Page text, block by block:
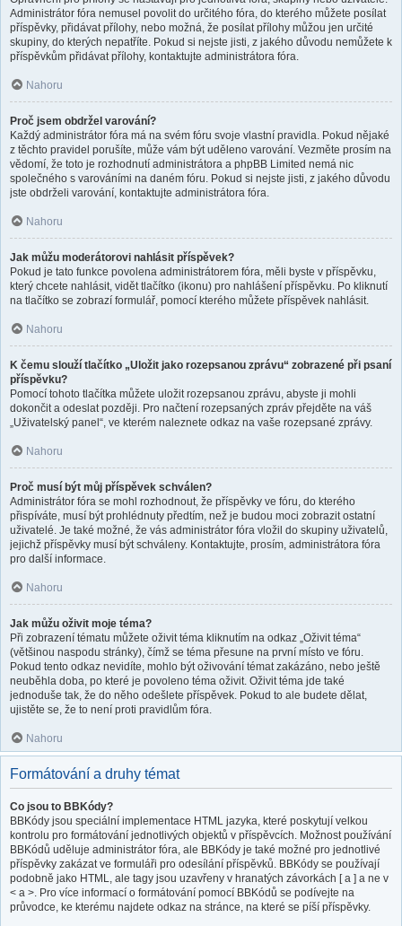
Administrátor fóra nemusel povolit do určitého fóra, do kterého můžete posílat
příspěvky, přidávat přílohy, nebo možná, že posílat přílohy můžou jen určité
skupiny, do kterých nepatříte. Pokud si nejste jisti, z jakého důvodu nemůžete k
příspěvkům přidávat přílohy, kontaktujte administrátora fóra.
Nahoru
Proč jsem obdržel varování?
Každý administrátor fóra má na svém fóru svoje vlastní pravidla. Pokud nějaké
z těchto pravidel porušíte, může vám být uděleno varování. Vezměte prosím na
vědomí, že toto je rozhodnutí administrátora a phpBB Limited nemá nic
společného s varováními na daném fóru. Pokud si nejste jisti, z jakého důvodu
jste obdrželi varování, kontaktujte administrátora fóra.
Nahoru
Jak můžu moderátorovi nahlásit příspěvek?
Pokud je tato funkce povolena administrátorem fóra, měli byste v příspěvku,
který chcete nahlásit, vidět tlačítko (ikonu) pro nahlášení příspěvku. Po kliknutí
na tlačítko se zobrazí formulář, pomocí kterého můžete příspěvek nahlásit.
Nahoru
K čemu slouží tlačítko „Uložit jako rozepsanou zprávu“ zobrazené při psaní
příspěvku?
Pomocí tohoto tlačítka můžete uložit rozepsanou zprávu, abyste ji mohli
dokončit a odeslat později. Pro načtení rozepsaných zpráv přejděte na váš
„Uživatelský panel“, ve kterém naleznete odkaz na vaše rozepsané zprávy.
Nahoru
Proč musí být můj příspěvek schválen?
Administrátor fóra se mohl rozhodnout, že příspěvky ve fóru, do kterého
přispíváte, musí být prohlédnuty předtím, než je budou moci zobrazit ostatní
uživatelé. Je také možné, že vás administrátor fóra vložil do skupiny uživatelů,
jejichž příspěvky musí být schváleny. Kontaktujte, prosím, administrátora fóra
pro další informace.
Nahoru
Jak můžu oživit moje téma?
Při zobrazení tématu můžete oživit téma kliknutím na odkaz „Oživit téma“
(většinou naspodu stránky), čímž se téma přesune na první místo ve fóru.
Pokud tento odkaz nevidíte, mohlo být oživování témat zakázáno, nebo ještě
neuběhla doba, po které je povoleno téma oživit. Oživit téma jde také
jednoduše tak, že do něho odešlete příspěvek. Pokud to ale budete dělat,
ujistěte se, že to není proti pravidlům fóra.
Nahoru
Formátování a druhy témat
Co jsou to BBKódy?
BBKódy jsou speciální implementace HTML jazyka, které poskytují velkou
kontrolu pro formátování jednotlivých objektů v příspěvcích. Možnost používání
BBKódů uděluje administrátor fóra, ale BBKódy je také možné pro jednotlivé
příspěvky zakázat ve formuláři pro odesílání příspěvků. BBKódy se používají
podobně jako HTML, ale tagy jsou uzavřeny v hranatých závorkách [ a ] a ne v
< a >. Pro více informací o formátování pomocí BBKódů se podívejte na
průvodce, ke kterému najdete odkaz na stránce, na které se píší příspěvky.